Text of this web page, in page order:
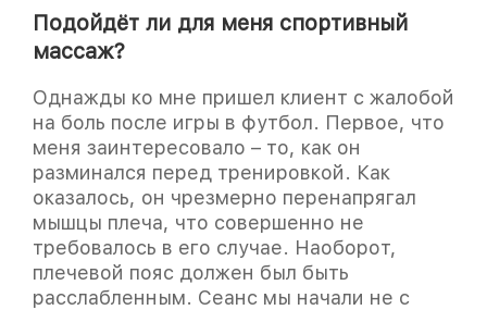
Подойдёт ли для меня спортивный
массаж?
Однажды ко мне пришел клиент с жалобой
на боль после игры в футбол. Первое, что
меня заинтересовало – то, как он
разминался перед тренировкой. Как
оказалось, он чрезмерно перенапрягал
мышцы плеча, что совершенно не
требовалось в его случае. Наоборот,
плечевой пояс должен был быть
расслабленным. Сеанс мы начали не с